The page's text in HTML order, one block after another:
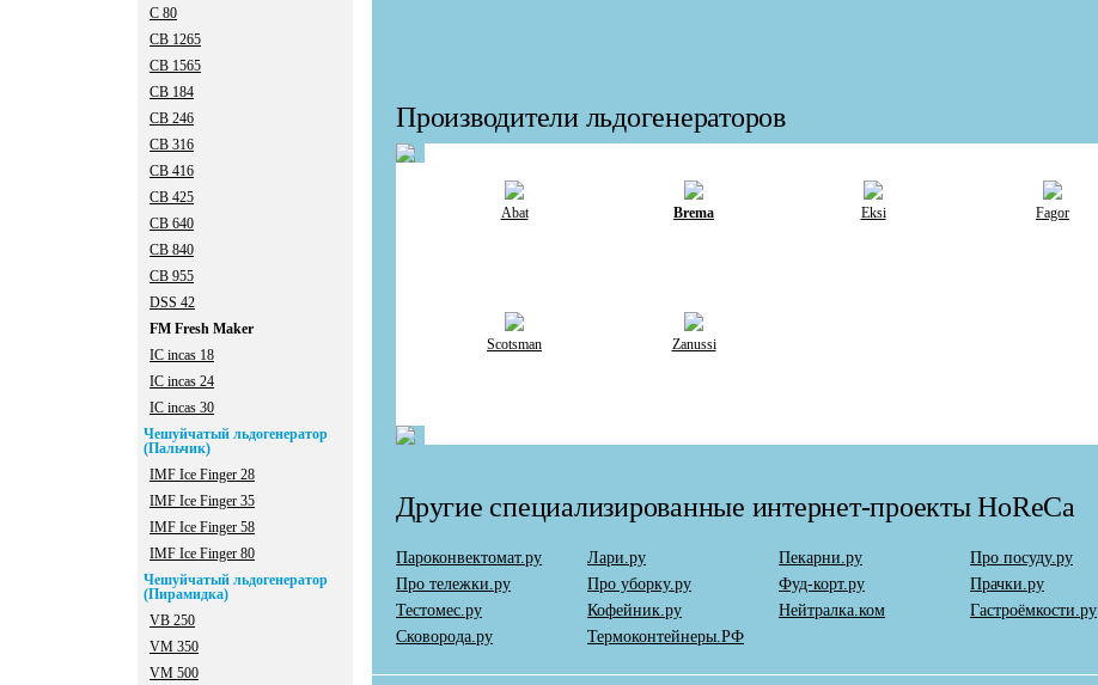
C 80
CB 1265
CB 1565
CB 184
CB 246
CB 316
CB 416
CB 425
CB 640
CB 840
CB 955
DSS 42
FM Fresh Maker
IC incas 18
IC incas 24
IC incas 30
Чешуйчатый льдогенератор
(Пальчик)
IMF Ice Finger 28
IMF Ice Finger 35
IMF Ice Finger 58
IMF Ice Finger 80
Чешуйчатый льдогенератор
(Пирамидка)
VB 250
VM 350
VM 500
Производители льдогенераторов
Abat Brema Eksi Fagor
Scotsman Zanussi
Другие специализированные интернет-проекты HoReCa
Пароконвектомат.ру Лари.ру Пекарни.ру Про посуду.ру
Про тележки.ру
Про уборку.ру Фуд-корт.ру Прачки.ру
Тестомес.ру
Кофейник.ру Нейтралка.ком Гастроёмкости.ру
Сковорода.ру
Термоконтейнеры.РФ